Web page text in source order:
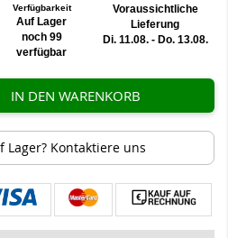
Verfügbarkeit
Auf Lager
noch 99
verfügbar
Voraussichtliche
Lieferung
Di. 11.08. - Do. 13.08.
IN DEN WARENKORB
Lager? Kontaktiere uns